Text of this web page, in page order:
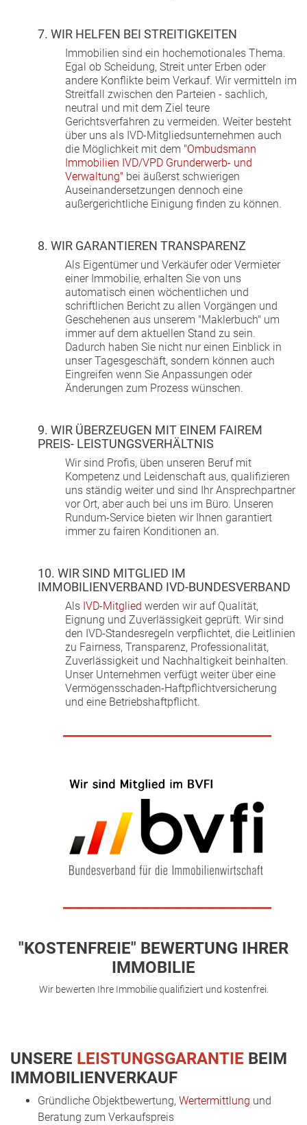
7. WIR HELFEN BEI STREITIGKEITEN
Immobilien sind ein hochemotionales Thema.
Egal ob Scheidung, Streit unter Erben oder
andere Konflikte beim Verkauf. Wir vermitteln im
Streitfall zwischen den Parteien - sachlich,
neutral und mit dem Ziel teure
Gerichtsverfahren zu vermeiden. Weiter besteht
über uns als IVD-Mitgliedsunternehmen auch
die Möglichkeit mit dem "Ombudsmann
Immobilien IVD/VPD Grunderwerb- und
Verwaltung" bei äußerst schwierigen
Auseinandersetzungen dennoch eine
außergerichtliche Einigung finden zu können.
8. WIR GARANTIEREN TRANSPARENZ
Als Eigentümer und Verkäufer oder Vermieter
einer Immobilie, erhalten Sie von uns
automatisch einen wöchentlichen und
schriftlichen Bericht zu allen Vorgängen und
Geschehenen aus unserem "Maklerbuch" um
immer auf dem aktuellen Stand zu sein.
Dadurch haben Sie nicht nur einen Einblick in
unser Tagesgeschäft, sondern können auch
Eingreifen wenn Sie Anpassungen oder
Änderungen zum Prozess wünschen.
9. WIR ÜBERZEUGEN MIT EINEM FAIREM
PREIS- LEISTUNGSVERHÄLTNIS
Wir sind Profis, üben unseren Beruf mit
Kompetenz und Leidenschaft aus, qualifizieren
uns ständig weiter und sind Ihr Ansprechpartner
vor Ort, aber auch bei uns im Büro. Unseren
Rundum-Service bieten wir Ihnen garantiert
immer zu fairen Konditionen an.
10. WIR SIND MITGLIED IM
IMMOBILIENVERBAND IVD-BUNDESVERBAND
Als IVD-Mitglied werden wir auf Qualität,
Eignung und Zuverlässigkeit geprüft. Wir sind
den IVD-Standesregeln verpflichtet, die Leitlinien
zu Fairness, Transparenz, Professionalität,
Zuverlässigkeit und Nachhaltigkeit beinhalten.
Unser Unternehmen verfügt weiter über eine
Vermögensschaden-Haftpflichtversicherung
und eine Betriebshaftpflicht.
___________________
"KOSTENFREIE" BEWERTUNG IHRER
IMMOBILIE
Wir bewerten Ihre Immobilie qualifiziert und kostenfrei.
UNSERE LEISTUNGSGARANTIE BEIM
IMMOBILIENVERKAUF
Gründliche Objektbewertung, Wertermittlung und
Beratung zum Verkaufspreis